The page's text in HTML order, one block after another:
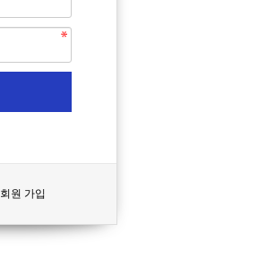
회원 가입